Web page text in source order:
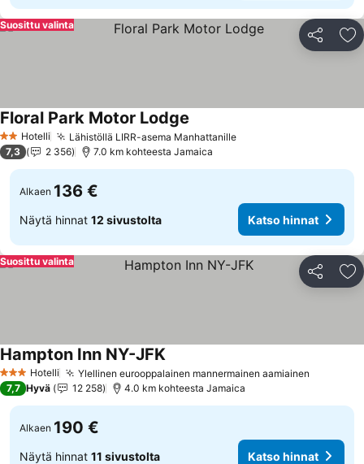
Jaa
Suosittu valinta
2 Tähtiluokitus
Hotelli Lähistöllä LIRR-asema ManhattanilleKatso hinnat
Floral Park Motor Lodge
7,3 2 356 7.0 km kohteesta Jamaica
Alkaen 136 €
Näytä hinnat 12 sivustolta Katso hinnat
Jaa
Suosittu valinta
3 Tähtiluokitus
Hotelli Ylellinen eurooppalainen mannermainen aamiainen
Hampton Inn NY-JFKKatso hinnat
7,7 Hyvä 12 258 4.0 km kohteesta Jamaica
Alkaen 190 €
Näytä hinnat 11 sivustolta Katso hinnat